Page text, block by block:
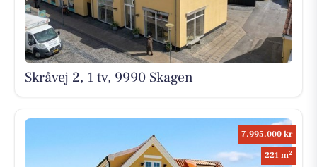
Skråvej 2, 1 tv, 9990 Skagen
7.995.000 kr
221 m2